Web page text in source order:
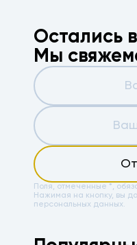
Остались
Мы
Поля, отмеченные *,
Нажимая на кнопку, вы
персональных данных.